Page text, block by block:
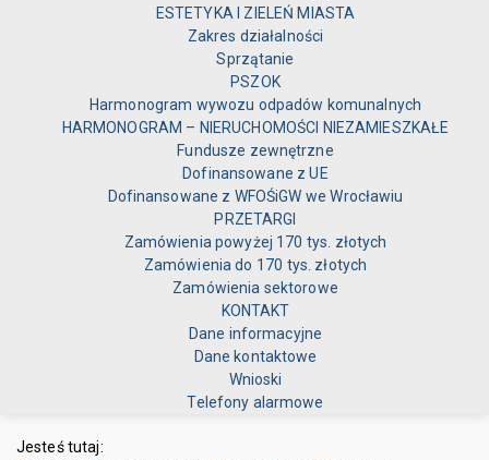
ESTETYKA I ZIELEŃ MIASTA
Zakres działalności
Sprzątanie
PSZOK
Harmonogram wywozu odpadów komunalnych
HARMONOGRAM – NIERUCHOMOŚCI NIEZAMIESZKAŁE
Fundusze zewnętrzne
Dofinansowane z UE
Dofinansowane z WFOŚiGW we Wrocławiu
PRZETARGI
Zamówienia powyżej 170 tys. złotych
Zamówienia do 170 tys. złotych
Zamówienia sektorowe
KONTAKT
Dane informacyjne
Dane kontaktowe
Wnioski
Telefony alarmowe
Jesteś tutaj: